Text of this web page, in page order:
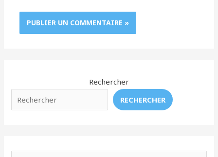
Rechercher
RECHERCHER